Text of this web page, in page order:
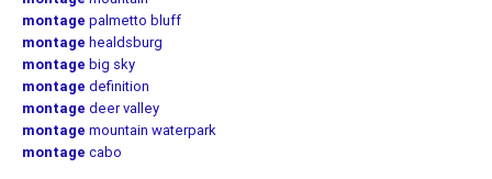
montage palmetto bluff
montage healdsburg
montage big sky
montage definition
montage deer valley
montage mountain waterpark
montage cabo